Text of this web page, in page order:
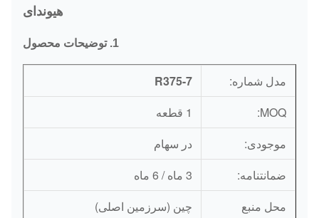
هیوندای
1. توضیحات محصول
مدل شماره:
R375-7
MOQ:
1 قطعه
موجودی:
در سهام
ضمانتنامه:
3 ماه / 6 ماه
محل منبع
چین (سرزمین اصلی)